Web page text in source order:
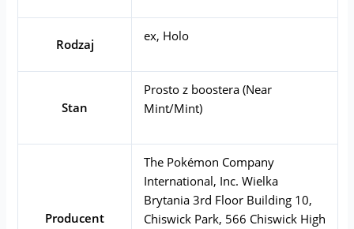
Rodzaj
ex, Holo
Stan
Prosto z boostera (Near
Mint/Mint)
Producent
The Pokémon Company
International, Inc. Wielka
Brytania 3rd Floor Building 10,
Chiswick Park, 566 Chiswick High